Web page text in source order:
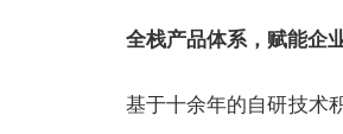
全栈产品体系，赋能企
基于十余年的自研技术